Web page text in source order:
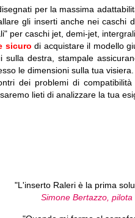
per la massima
gli inserti anche nei caschi
per caschi jet, demi-jet,
sicuro di acquistare il modello
sulla destra, stampale
le dimensioni sulla tua visiera.
dei problemi di
, saremo lieti di analizzare la tua
"L'inserto Raleri è la prima
Simone Bertazzo,